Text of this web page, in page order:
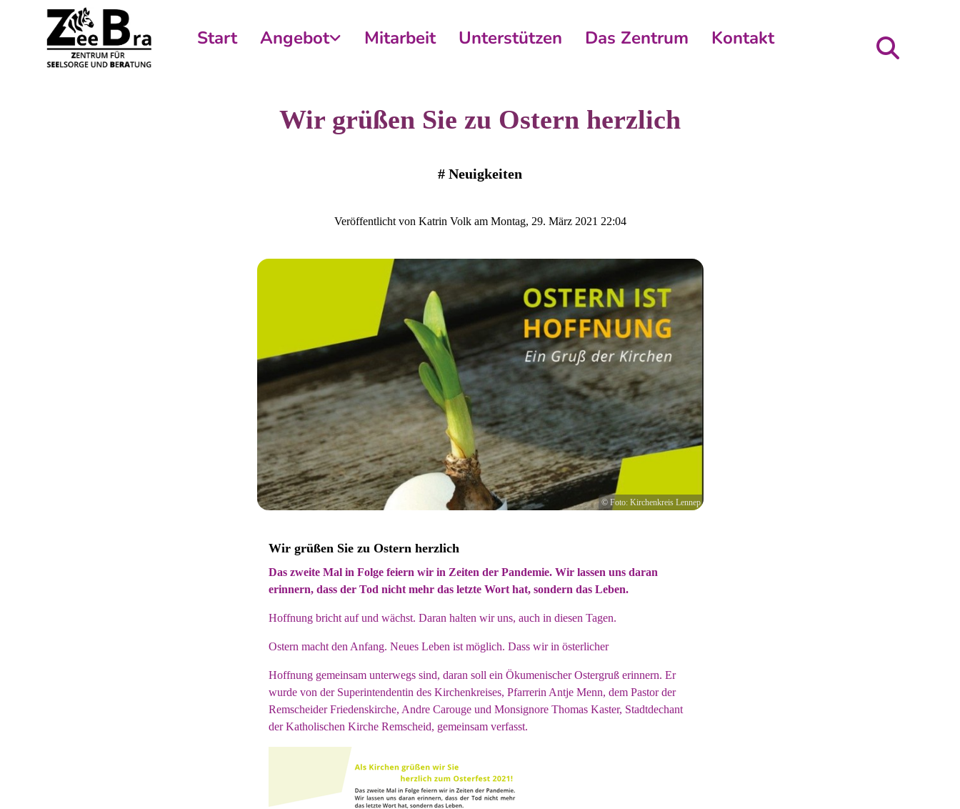
Start Angebot Mitarbeit Unterstützen Das Zentrum Kontakt
Wir grüßen Sie zu Ostern herzlich
# Neuigkeiten
Veröffentlicht von Katrin Volk am Montag, 29. März 2021 22:04
© Foto: Kirchenkreis Lennep
Wir grüßen Sie zu Ostern herzlich
Das zweite Mal in Folge feiern wir in Zeiten der Pandemie. Wir lassen uns daran
erinnern, dass der Tod nicht mehr das letzte Wort hat, sondern das Leben.
Hoffnung bricht auf und wächst. Daran halten wir uns, auch in diesen Tagen.
Ostern macht den Anfang. Neues Leben ist möglich. Dass wir in österlicher
Hoffnung gemeinsam unterwegs sind, daran soll ein Ökumenischer Ostergruß erinnern. Er
wurde von der Superintendentin des Kirchenkreises, Pfarrerin Antje Menn, dem Pastor der
Remscheider Friedenskirche, Andre Carouge und Monsignore Thomas Kaster, Stadtdechant
der Katholischen Kirche Remscheid, gemeinsam verfasst.